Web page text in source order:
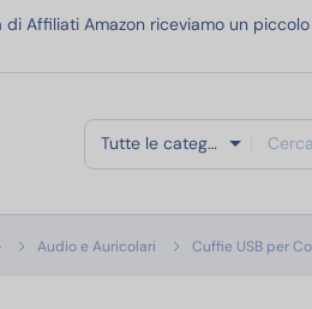
Affiliati Amazon riceviamo un
Tutte le categorie
Audio e Auricolari Cuffie USB per